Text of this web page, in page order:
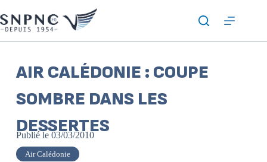
AIR CALÉDONIE : COUPE
SOMBRE DANS LES
DESSERTES
Publié le 03/03/2010
Air Calédonie